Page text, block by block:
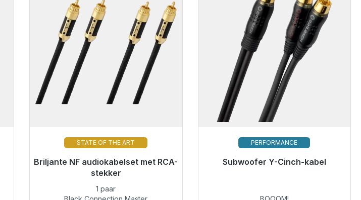
STATE OF THE ART
Briljante NF audiokabelset met RCA-
stekker
Klaar voor onmiddellijke verzending,
levertijd 48 uur*
€ 494,00
1 paar
PERFORMANCE
Subwoofer Y-Cinch-kabel
Binnenkort weer beschikbaar